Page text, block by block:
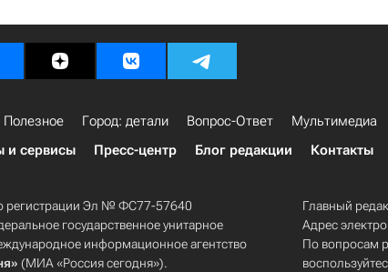
Полезное Город: детали Вопрос-Ответ Мультимедиа
и сервисы Пресс-центр Блог редакции Контакты
регистрации Эл № ФС77-57640
государственное унитарное
информационное агентство
(МИА «Россия сегодня»).
Главный
Адрес
По вопросам